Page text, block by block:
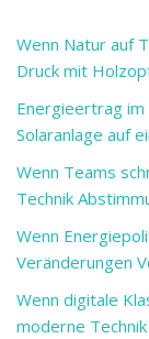
Wenn Natur auf
Druck mit
Energieertrag im
Solaranlage auf
Wenn Teams
Technik
Wenn
Veränderungen
Wenn digitale
moderne